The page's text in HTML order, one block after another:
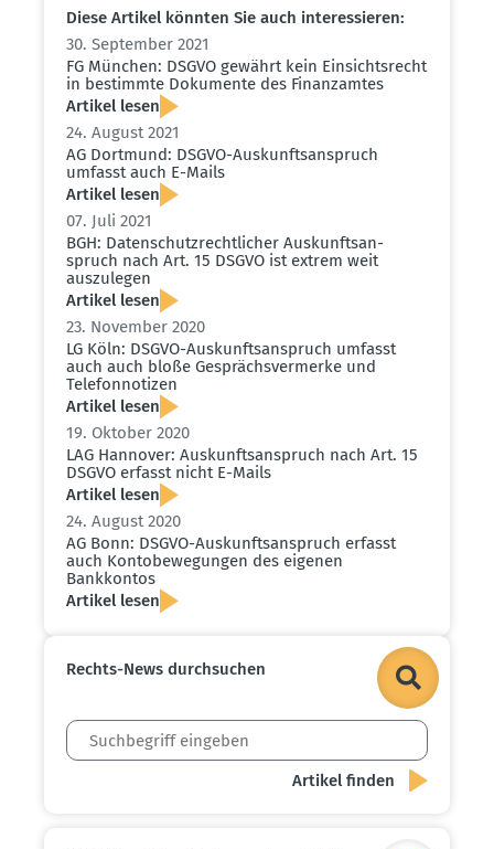
Diese Artikel könnten Sie auch inter­es­sieren:
30. September 2021
FG München: DSGVO gewährt kein Einsichts­recht
in bestimmte Dokumente des Finanz­amtes
Artikel lesen
24. August 2021
AG Dortmund: DSGVO-Auskunfts­an­spruch
umfasst auch E-Mails
Artikel lesen
07. Juli 2021
BGH: Daten­schutz­recht­licher Auskunfts­an­
spruch nach Art. 15 DSGVO ist extrem weit
auszu­legen
Artikel lesen
23. November 2020
LG Köln: DSGVO-Auskunfts­an­spruch umfasst
auch auch bloße Gesprächs­ver­merke und
Telefon­no­tizen
Artikel lesen
19. Oktober 2020
LAG Hannover: Auskunfts­an­spruch nach Art. 15
DSGVO erfasst nicht E-Mails
Artikel lesen
24. August 2020
AG Bonn: DSGVO-Auskunfts­an­spruch erfasst
auch Konto­be­we­gungen des eigenen
Bankkontos
Artikel lesen
Rechts-News durch­suchen